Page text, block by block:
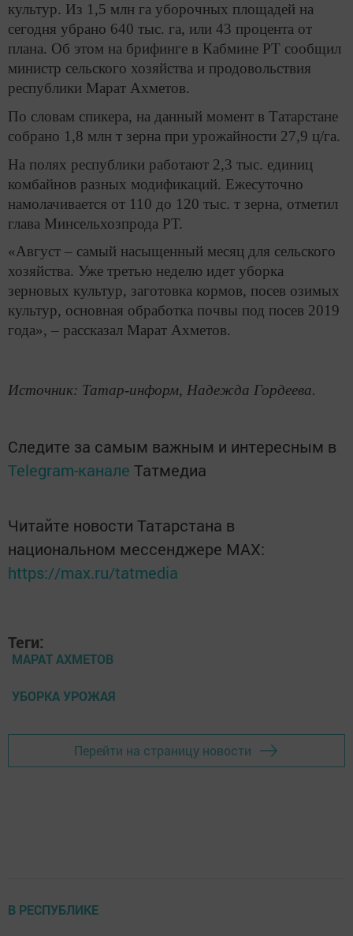
культур. Из 1,5 млн га уборочных площадей на
сегодня убрано 640 тыс. га, или 43 процента от
плана. Об этом на брифинге в Кабмине РТ сообщил
министр сельского хозяйства и продовольствия
республики Марат Ахметов.
По словам спикера, на данный момент в Татарстане
собрано 1,8 млн т зерна при урожайности 27,9 ц/га.
На полях республики работают 2,3 тыс. единиц
комбайнов разных модификаций. Ежесуточно
намолачивается от 110 до 120 тыс. т зерна, отметил
глава Минсельхозпрода РТ.
«Август – самый насыщенный месяц для сельского
хозяйства. Уже третью неделю идет уборка
зерновых культур, заготовка кормов, посев озимых
культур, основная обработка почвы под посев 2019
года», – рассказал Марат Ахметов.
Источник: Татар-информ, Надежда Гордеева.
Следите за самым важным и интересным в
Telegram-канале Татмедиа
Читайте новости Татарстана в
национальном мессенджере MАХ:
https://max.ru/tatmedia
Теги:
МАРАТ АХМЕТОВ
УБОРКА УРОЖАЯ
Перейти на страницу новости
В РЕСПУБЛИКЕ